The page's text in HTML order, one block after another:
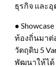
ธุรกิจ และ
●
ท้องถิ่นมาต่
วัตถุดิบ 5
พัฒนาให้ได้